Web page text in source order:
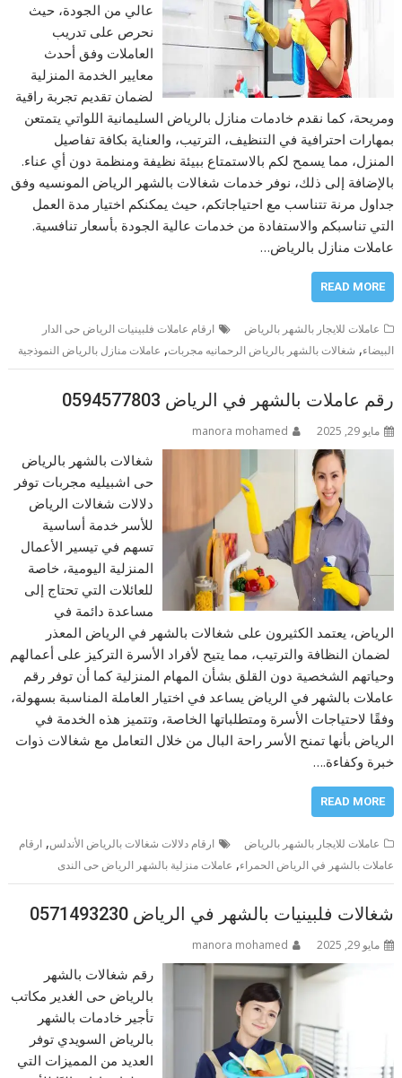
عالي من الجودة، حيث
نحرص على تدريب
العاملات وفق أحدث
معايير الخدمة المنزلية
لضمان تقديم تجربة راقية
ومريحة، كما نقدم خادمات منازل بالرياض السليمانية اللواتي يتمتعن
بمهارات احترافية في التنظيف، الترتيب، والعناية بكافة تفاصيل
المنزل، مما يسمح لكم بالاستمتاع ببيئة نظيفة ومنظمة دون أي عناء.
بالإضافة إلى ذلك، نوفر خدمات شغالات بالشهر الرياض المونسيه وفق
جداول مرنة تتناسب مع احتياجاتكم، حيث يمكنكم اختيار مدة العمل
التي تناسبكم والاستفادة من خدمات عالية الجودة بأسعار تنافسية.
عاملات منازل بالرياض…
READ MORE
عاملات للايجار بالشهر بالرياض
ارقام عاملات فلبينيات الرياض حى الدار
البيضاء, شغالات بالشهر بالرياض الرحمانيه مجربات, عاملات منازل بالرياض النموذجية
رقم عاملات بالشهر في الرياض 0594577803
مايو 29, 2025 manora mohamed
شغالات بالشهر بالرياض
حى اشبيليه مجربات توفر
دلالات شغالات الرياض
للأسر خدمة أساسية
تسهم في تيسير الأعمال
المنزلية اليومية، خاصة
للعائلات التي تحتاج إلى
مساعدة دائمة في
الرياض، يعتمد الكثيرون على شغالات بالشهر في الرياض المعذر
لضمان النظافة والترتيب، مما يتيح لأفراد الأسرة التركيز على أعمالهم
وحياتهم الشخصية دون القلق بشأن المهام المنزلية كما أن توفر رقم
عاملات بالشهر في الرياض يساعد في اختيار العاملة المناسبة بسهولة،
وفقًا لاحتياجات الأسرة ومتطلباتها الخاصة، وتتميز هذه الخدمة في
الرياض بأنها تمنح الأسر راحة البال من خلال التعامل مع شغالات ذوات
خبرة وكفاءة.…
READ MORE
عاملات للايجار بالشهر بالرياض ارقام دلالات شغالات بالرياض الأندلس,ارقام
عاملات بالشهر في الرياض الحمراء, عاملات منزلية بالشهر الرياض حى الندى
شغالات فلبينيات بالشهر في الرياض 0571493230
مايو 29, 2025 manora mohamed
رقم شغالات بالشهر
بالرياض حى الغدير مكاتب
تأجير خادمات بالشهر
بالرياض السويدي توفر
العديد من المميزات التي